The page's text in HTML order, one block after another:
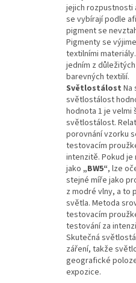
jejich rozpustnosti
se vybírají podle
pigment se
Pigmenty se
textilními materiály.
jedním z
barevných textilií.
Světlostálost Na
světlostálost
hodnota 1 je velmi
světlostálost.
porovnání vzorku
testovacím
intenzitě. Pokud
jako „BW5“, lze
stejné míře jako
z modré vlny, a to
světla. Metoda
testovacím
testování za
Skutečná
záření, takže
geografické
expozice.